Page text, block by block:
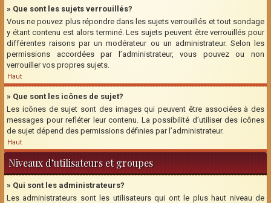
» Que sont les sujets verrouillés?
Vous ne pouvez plus répondre dans les sujets verrouillés et tout sondage
y étant contenu est alors terminé. Les sujets peuvent être verrouillés pour
différentes raisons par un modérateur ou un administrateur. Selon les
permissions accordées par l’administrateur, vous pouvez ou non
verrouiller vos propres sujets.
Haut
» Que sont les icônes de sujet?
Les icônes de sujet sont des images qui peuvent être associées à des
messages pour refléter leur contenu. La possibilité d’utiliser des icônes
de sujet dépend des permissions définies par l’administrateur.
Haut
Niveaux d’utilisateurs et groupes
» Qui sont les administrateurs?
Les administrateurs sont les utilisateurs qui ont le plus haut niveau de